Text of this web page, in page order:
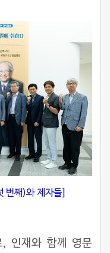
번째)와 제자들]
인재와 함께 영문